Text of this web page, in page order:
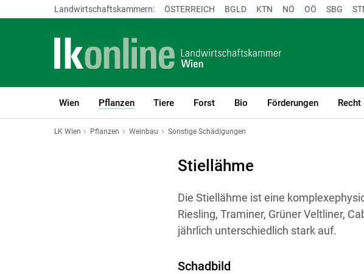
Landwirtschaftskammern: ÖSTERREICH BGLD KTN NÖ OÖ SBG
Wien Pflanzen
(current)1
Tiere Forst Bio Förderungen Recht
LK Wien Pflanzen Weinbau Sonstige Schädigungen
Stiellähme
Die Stiellähme ist eine
Riesling, Traminer, Grüner Veltliner,
jährlich unterschiedlich stark auf.
Schadbild